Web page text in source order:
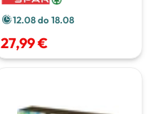
12.08 do 18.08
27,99 €